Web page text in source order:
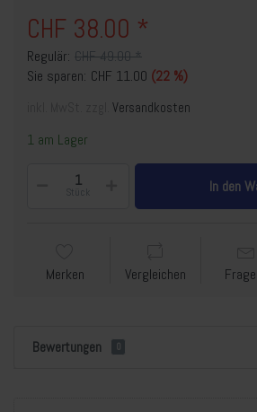
CHF 38.00 *
Regulär: CHF 49.00 *
Sie sparen: CHF 11.00 (22 %)
Versandkosten
1 am Lager
Stück In den
Merken Vergleichen
Bewertungen 0